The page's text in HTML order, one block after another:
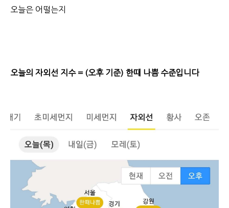
오늘은 어떨는지
오늘의 자외선 지수 = (오후 기준) 한때 나쁨 수준입니다